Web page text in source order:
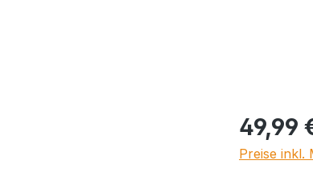
Regulärer
49,99
Preise inkl.